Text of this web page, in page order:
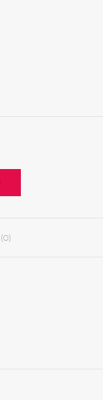
(0)